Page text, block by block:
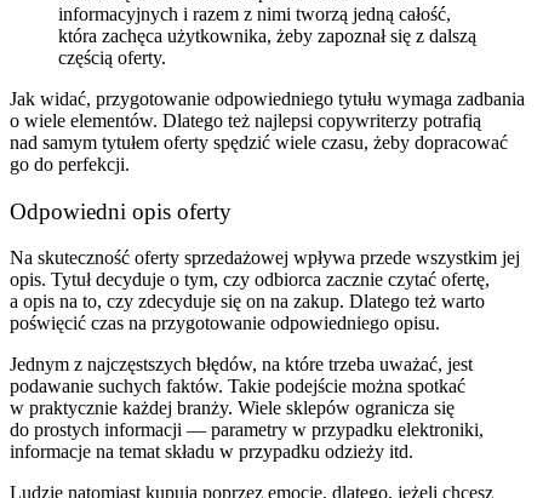
informacyjnych i razem z nimi tworzą jedną całość,
która zachęca użytkownika, żeby zapoznał się z dalszą
częścią oferty.
Jak widać, przygotowanie odpowiedniego tytułu wymaga zadbania
o wiele elementów. Dlatego też najlepsi copywriterzy potrafią
nad samym tytułem oferty spędzić wiele czasu, żeby dopracować
go do perfekcji.
Odpowiedni opis oferty
Na skuteczność oferty sprzedażowej wpływa przede wszystkim jej
opis. Tytuł decyduje o tym, czy odbiorca zacznie czytać ofertę,
a opis na to, czy zdecyduje się on na zakup. Dlatego też warto
poświęcić czas na przygotowanie odpowiedniego opisu.
Jednym z najczęstszych błędów, na które trzeba uważać, jest
podawanie suchych faktów. Takie podejście można spotkać
w praktycznie każdej branży. Wiele sklepów ogranicza się
do prostych informacji — parametry w przypadku elektroniki,
informacje na temat składu w przypadku odzieży itd.
Ludzie natomiast kupują poprzez emocje, dlatego, jeżeli chcesz